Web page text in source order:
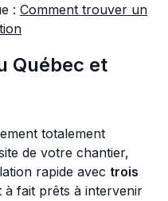
: Comment trouver un
Québec et
totalement
de votre chantier,
rapide avec trois
à fait prêts à intervenir